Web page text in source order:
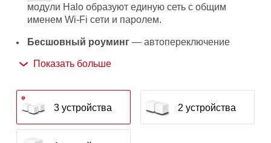
модули Halo образуют единую сеть с общим
именем Wi-Fi сети и паролем.
Бесшовный роуминг— автопереключение
дому позволит получать лучший сигнал и высокую
Покрытие по всему дому
— высокоскоростной
Wi-Fi на площади до 550 м² устранит зоны со
слабым Wi-Fi сигналом.
Показать больше
3 устройства 2 устройства